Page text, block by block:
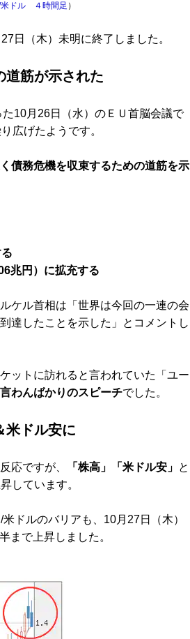
米ドル ４時間足 ）
日（木）未明に終了しました。
道筋が示された
10月26日（水）のＥＵ首脳会議で
広げたようです。
債務危機を収束するための道筋を示
兆円）に拡充する
ケル首相は「世界は今回の一連の会
達したことを示した」とコメントし
ットに訪れると言われていた「ユー
わんばかりのスピーチでした。
米ドル安に
応ですが、 「株高」「米ドル安」 と
しています。
ドルのバリアも、10月27日（木）
まで上昇しました。